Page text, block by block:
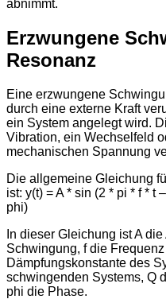
abnimmt.
Erzwungene
Resonanz
Eine erzwungene
durch eine externe Kraft
ein System angelegt wird.
Vibration, ein Wechselfeld
mechanischen Spannung
Die allgemeine Gleichung
ist: y(t) = A * sin (2 * pi * f * t
phi)
In dieser Gleichung ist A
Schwingung, f die
Dämpfungskonstante des
schwingenden Systems, Q
phi die Phase.